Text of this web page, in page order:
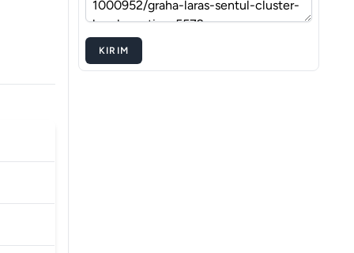
KIRIM